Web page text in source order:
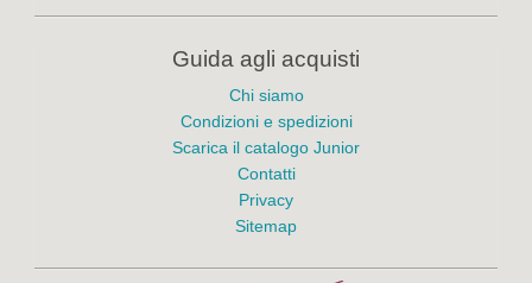
Guida agli acquisti
Chi siamo
Condizioni e spedizioni
Scarica il catalogo Junior
Contatti
Privacy
Sitemap